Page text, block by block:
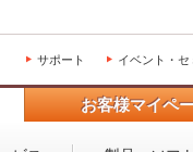
サポート イベント・セ
お客様マイペ